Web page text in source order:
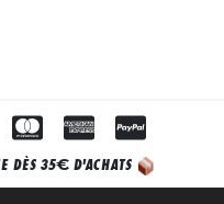
DÈS 35€ D'ACHATS